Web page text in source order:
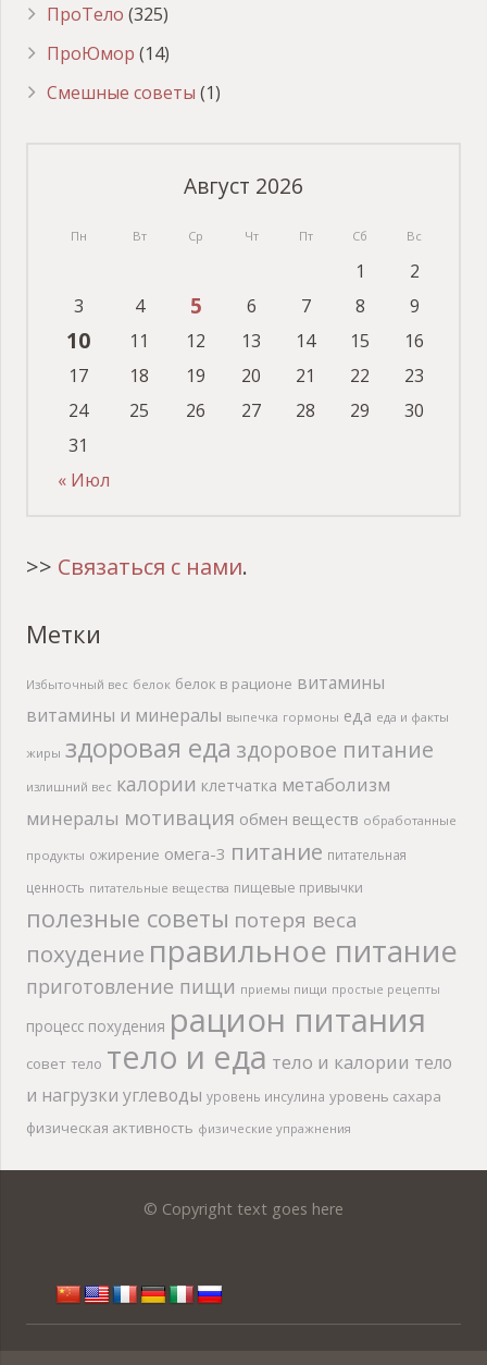
ПроТело (325)
ПроЮмор (14)
Смешные советы (1)
Август 2026
Пн Вт Ср Чт Пт Сб Вс
« Июл
1
2
3
4 5 6 7 8 9
10 11 12 13 14 15
16
17
18 19 20 21 22
23
24
25 26 27 28 29
30
31
>> Связаться с нами.
Метки
Избыточный вес белок белок в рационе витамины
витамины и минералы выпечка гормоны еда еда и факты
жиры здоровая еда здоровое питание
излишний вес калории клетчатка метаболизм
минералы мотивация обмен веществ обработанные
продукты ожирение омега-3 питание питательная
ценность питательные вещества пищевые привычки
полезные советы потеря веса
похудение правильное питание
приготовление пищи приемы пищи простые рецепты
процесс похудения рацион питания
совет тело тело и еда тело и калории тело
и нагрузки углеводы уровень инсулина уровень сахара
физическая активность физические упражнения
© Copyright text goes here